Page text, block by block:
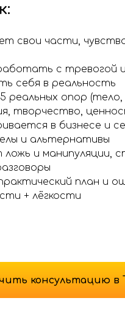
свои части,
с тревогой
себя в реальность
реальных опор (тело,
творчество,
в бизнесе и
и альтернативы
ложь и манипуляции,
план и
+ лёгкости
консультацию в